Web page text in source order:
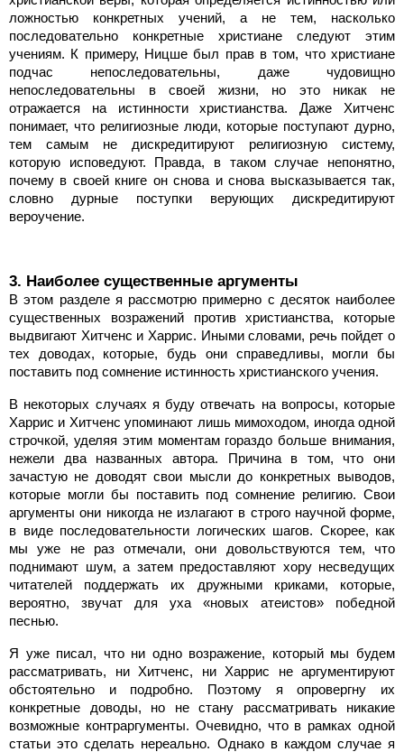
ложностью конкретных учений, а не тем, насколько
последовательно конкретные христиане следуют этим
учениям. К примеру, Ницше был прав в том, что христиане
подчас непоследовательны, даже чудовищно
непоследовательны в своей жизни, но это никак не
отражается на истинности христианства. Даже Хитченс
понимает, что религиозные люди, которые поступают дурно,
тем самым не дискредитируют религиозную систему,
которую исповедуют. Правда, в таком случае непонятно,
почему в своей книге он снова и снова высказывается так,
словно дурные поступки верующих дискредитируют
вероучение.
3. Наиболее существенные аргументы
В этом разделе я рассмотрю примерно с десяток наиболее
существенных возражений против христианства, которые
выдвигают Хитченс и Харрис. Иными словами, речь пойдет о
тех доводах, которые, будь они справедливы, могли бы
поставить под сомнение истинность христианского учения.
В некоторых случаях я буду отвечать на вопросы, которые
Харрис и Хитченс упоминают лишь мимоходом, иногда одной
строчкой, уделяя этим моментам гораздо больше внимания,
нежели два названных автора. Причина в том, что они
зачастую не доводят свои мысли до конкретных выводов,
которые могли бы поставить под сомнение религию. Свои
аргументы они никогда не излагают в строго научной форме,
в виде последовательности логических шагов. Скорее, как
мы уже не раз отмечали, они довольствуются тем, что
поднимают шум, а затем предоставляют хору несведущих
читателей поддержать их дружными криками, которые,
вероятно, звучат для уха «новых атеистов» победной
песнью.
Я уже писал, что ни одно возражение, который мы будем
рассматривать, ни Хитченс, ни Харрис не аргументируют
обстоятельно и подробно. Поэтому я опровергну их
конкретные доводы, но не стану рассматривать никакие
возможные контраргументы. Очевидно, что в рамках одной
статьи это сделать нереально. Однако в каждом случае я